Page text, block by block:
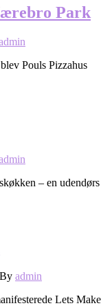
Park
Pouls Pizzahus
– en udendørs
By admin
Lets Make